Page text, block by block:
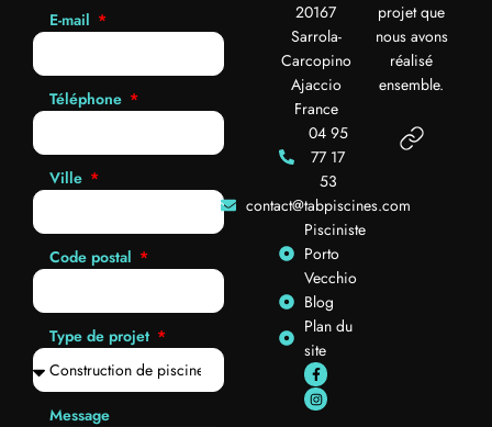
E-mail
Téléphone
Ville
Code postal
Type de projet
Message
20167
Sarrola-
Carcopino
Ajaccio
France
04 95
77 17
53
contact@tabpiscines.com
Pisciniste
Porto
Vecchio
Blog
Plan du
site
projet que
nous avons
réalisé
ensemble.